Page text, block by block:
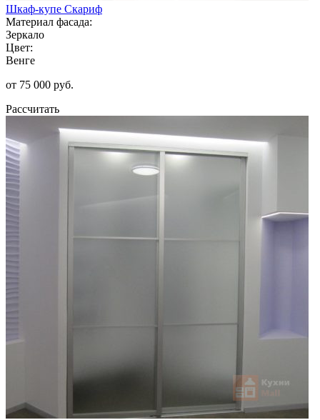
Шкаф-купе Скариф
Материал фасада:
Зеркало
Цвет:
Венге
от 75 000 руб.
Рассчитать